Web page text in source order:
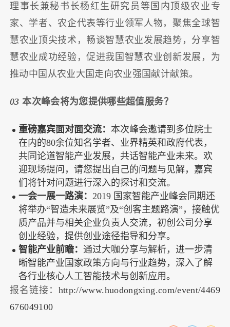
理事长兼秘书长杨红生研究员等国内顶级农业专
家、学者、农企代表等行业领军人物，聚焦全球智
慧农业顶尖技术，畅谈智慧农业发展趋势，分享智
慧农业成功经验，促进我国智慧农业创新发展，为
推动中国从农业大国走向农业强国献计献策。
03 本次峰会将为您提供哪些超值服务？
重磅嘉宾面对面交流： 本次峰会邀请到多位院士
在内的80余位知名学者、业界精英和政府代表，
共同论道智能产业发展，共话智能产业未来。欢
迎现场提问，请您提出自己的问题与见解，嘉宾
们将针对问题进行深入的探讨和交流。
一会一展一路演： 2019 国家智能产业峰会同期还
将举办“智造未来展览”及“创客主题路演”，接触优
质产品并与相关企业负责人交流，初创公司分享
创业经验，提供创业途径指导和分享。
智能产业前瞻： 通过大咖分享与解析，进一步清
晰智能产业国家政策方向与行业趋势，深入了解
各行业核心人工智能技术与创新应用。
报名链接： http://www.huodongxing.com/event/4469
676049100